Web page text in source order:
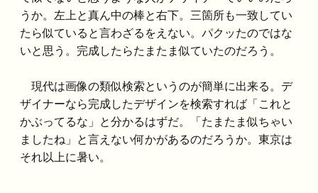
うか。左上と真ん中の棒と右下。三箇所も一致してい
たら似ていると言わざるをえない。パクッたのではな
いと思う。完成したらたまたま似ていたのだろう。
現代は画像の類似検索というのが簡単に出来る。デ
ザイナーなら完成したデザインを検索すれば「これと
かぶってるな」と分かるはずだ。「たまたま似ちゃい
ましたね」と言えない何かがあるのだろうか。東京は
それ以上に暑い。